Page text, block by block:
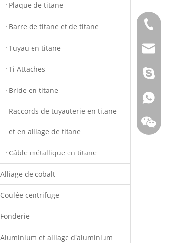
Plaque de titane
Barre de titane et de titane
Tuyau en titane
Ti Attaches
Bride en titane
Raccords de tuyauterie en titane
et en alliage de titane
Câble métallique en titane
Alliage de cobalt
Coulée centrifuge
Fonderie
Aluminium et alliage d'aluminium
+86 -
+86 -